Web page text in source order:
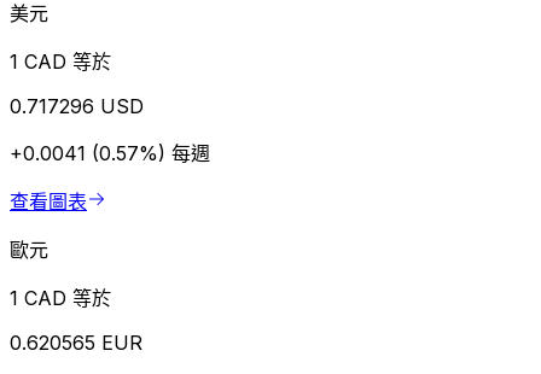
美元
1 CAD 等於
0.717296 USD
+0.0041 (0.57%) 每週
查看圖表
歐元
1 CAD 等於
0.620565 EUR